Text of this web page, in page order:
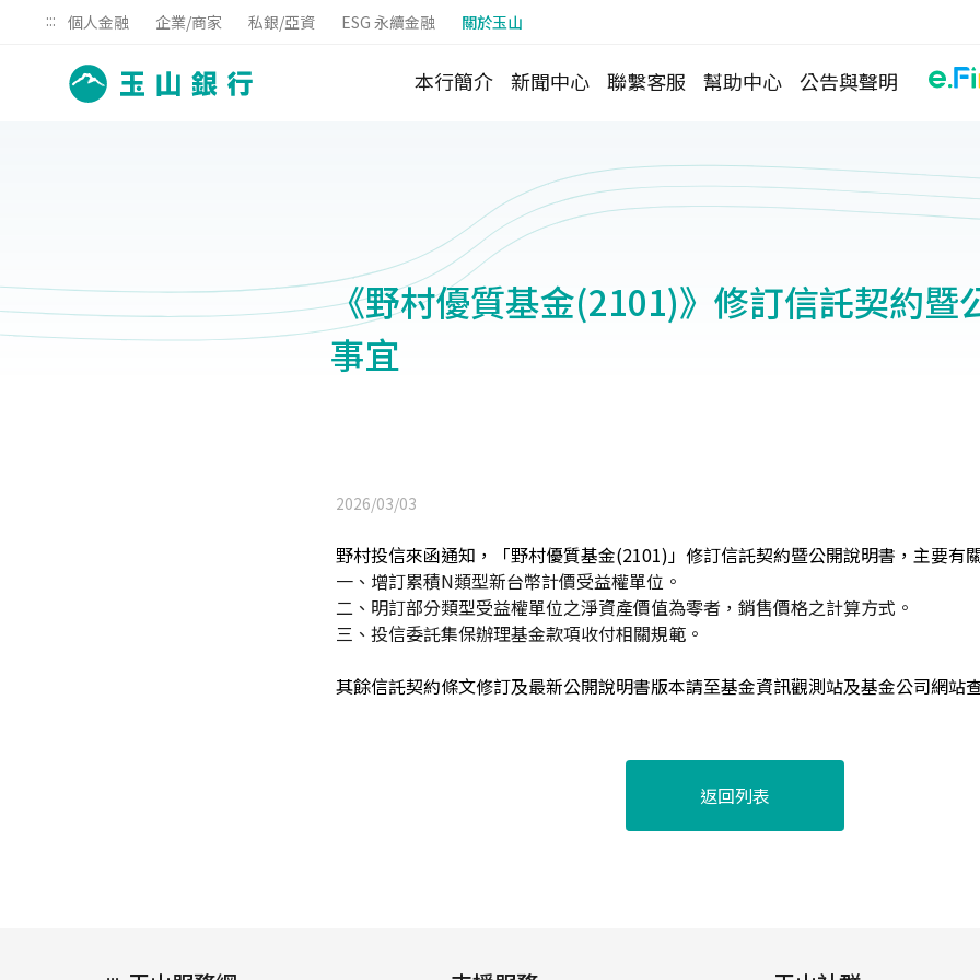
::: 個人金融 企業/商家 私銀/亞資 ESG 永續金融 關於玉山
本行簡介 新聞中心 聯繫客服 幫助中心 公告與聲明
《野村優質基金(2101)》修訂信託契約暨
事宜
2026/03/03
野村投信來函通知，「野村優質基金(2101)」修訂信託契約暨公開說明書，主要有
一、增訂累積N類型新台幣計價受益權單位。
二、明訂部分類型受益權單位之淨資產價值為零者，銷售價格之計算方式。
三、投信委託集保辦理基金款項收付相關規範。
其餘信託契約條文修訂及最新公開說明書版本請至基金資訊觀測站及基金公司網站
返回列表